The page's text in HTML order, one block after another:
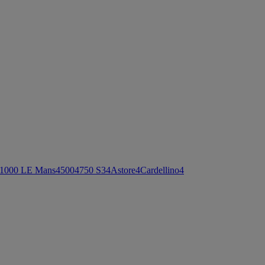
1000 LE Mans45004750 S34Astore4Cardellino4